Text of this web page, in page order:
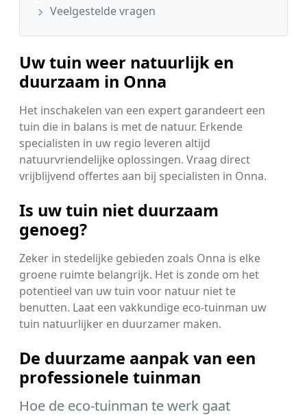
Veelgestelde vragen
Uw tuin weer natuurlijk en
duurzaam in Onna
Het inschakelen van een expert garandeert een
tuin die in balans is met de natuur. Erkende
specialisten in uw regio leveren altijd
natuurvriendelijke oplossingen. Vraag direct
vrijblijvend offertes aan bij specialisten in Onna.
Is uw tuin niet duurzaam
genoeg?
Zeker in stedelijke gebieden zoals Onna is elke
groene ruimte belangrijk. Het is zonde om het
potentieel van uw tuin voor natuur niet te
benutten. Laat een vakkundige eco-tuinman uw
tuin natuurlijker en duurzamer maken.
De duurzame aanpak van een
professionele tuinman
Hoe de eco-tuinman te werk gaat